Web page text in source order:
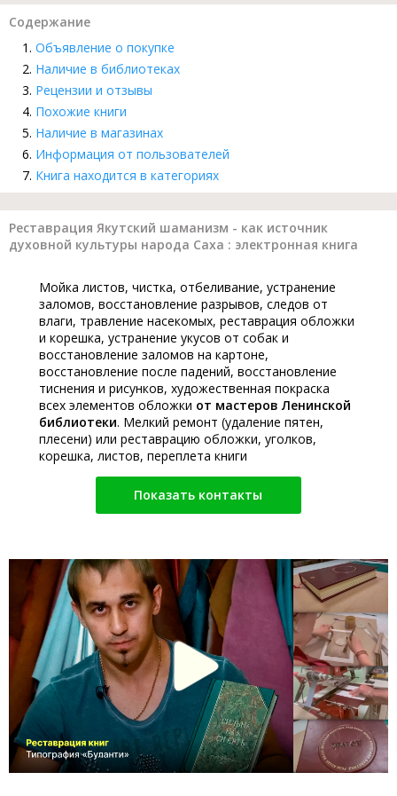
Содержание
Объявление о покупке
Наличие в библиотеках
Рецензии и отзывы
Похожие книги
Наличие в магазинах
Информация от пользователей
Книга находится в категориях
Реставрация Якутский шаманизм - как источник
духовной культуры народа Саха : электронная книга
Мойка листов, чистка, отбеливание, устранение
заломов, восстановление разрывов, следов от
влаги, травление насекомых, реставрация обложки
и корешка, устранение укусов от собак и
восстановление заломов на картоне,
восстановление после падений, восстановление
тиснения и рисунков, художественная покраска
всех элементов обложки от мастеров Ленинской
библиотеки. Мелкий ремонт (удаление пятен,
плесени) или реставрацию обложки, уголков,
корешка, листов, переплета книги
Показать контакты